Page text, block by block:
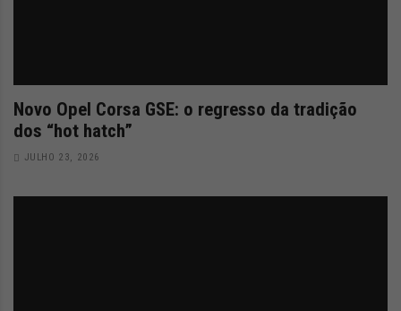
Novo Opel Corsa GSE: o regresso da tradição
dos “hot hatch”
JULHO 23, 2026